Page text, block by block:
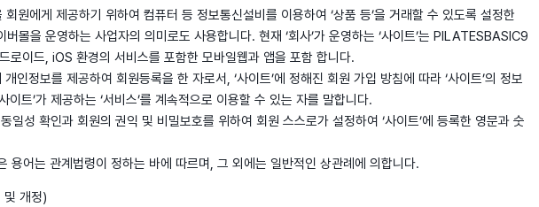
회원에게 제공하기 위하여 컴퓨터 등 정보통신설비를 이용하여 ‘상품 등’을 거래할 수 있도록 설정한
몰을 운영하는 사업자의 의미로도 사용합니다. 현재 ‘회사’가 운영하는 ‘사이트’는 PILATESBASIC9
로이드, iOS 환경의 서비스를 포함한 모바일웹과 앱을 포함 합니다.
개인정보를 제공하여 회원등록을 한 자로서, ‘사이트’에 정해진 회원 가입 방침에 따라 ‘사이트’의 정보
이트’가 제공하는 ‘서비스’를 계속적으로 이용할 수 있는 자를 말합니다.
일성 확인과 회원의 권익 및 비밀보호를 위하여 회원 스스로가 설정하여 ‘사이트’에 등록한 영문과 숫
용어는 관계법령이 정하는 바에 따르며, 그 외에는 일반적인 상관례에 의합니다.
개정)